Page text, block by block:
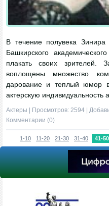
В течение полувека
Башкирского
плакать своих зрителей.
воплощены множество
дарование и теплый юмор
актерскую индивидуальность
Актеры | Просмотров: 2594 |
Комментарии (0)
1-10 11-20 21-30 31-40 41-50